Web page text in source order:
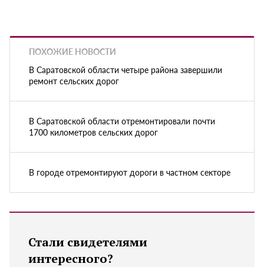
ПОХОЖИЕ НОВОСТИ
В Саратовской области четыре района завершили
ремонт сельских дорог
В Саратовской области отремонтировали почти
1700 километров сельских дорог
В городе отремонтируют дороги в частном секторе
Стали свидетелями
интересного?